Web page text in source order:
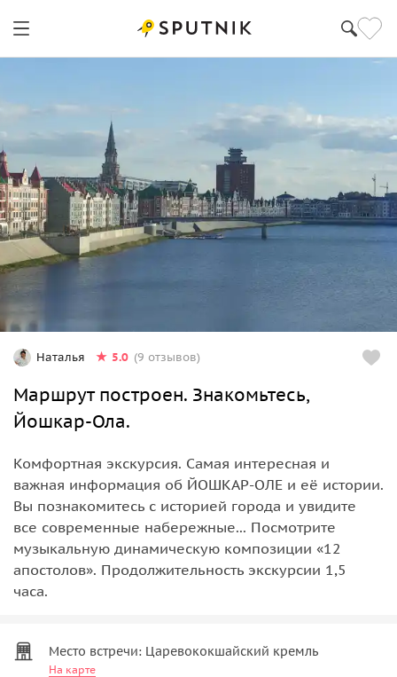
Наталья 5.0 (9 отзывов)
Маршрут построен. Знакомьтесь,
Йошкар-Ола.
Комфортная экскурсия. Самая интересная и
важная информация об ЙОШКАР-ОЛЕ и её истории.
Вы познакомитесь с историей города и увидите
все современные набережные... Посмотрите
музыкальную динамическую композиции «12
апостолов». Продолжительность экскурсии 1,5
часа.
Место встречи: Царевококшайский кремль
На карте